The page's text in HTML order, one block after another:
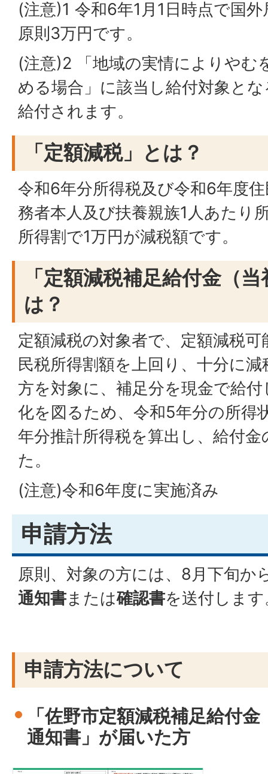
(注意)1 令和6年1月1日時点で国
原則3万円です。
(注意)2 「地域の実情によりやむ
める場合」に該当し給付対象と
給付されます。
「定額減税」とは？
令和6年分所得税及び令和6年度
務者本人及び扶養親族1人あたり
所得割で1万円が減税額です。
「定額減税補足給付金（
は？
定額減税の対象者で、定額減税
民税所得割額を上回り、十分に
方を対象に、補足分を現金で給
化を図るため、令和5年分の所得
年分推計所得税を算出し、給付
た。
(注意)令和6年度に実施済み
申請方法
原則、対象の方には、8月下旬か
通知書または確認書を送付しま
申請方法について
「佐野市定額減税補足給付
通知書」が届いた方